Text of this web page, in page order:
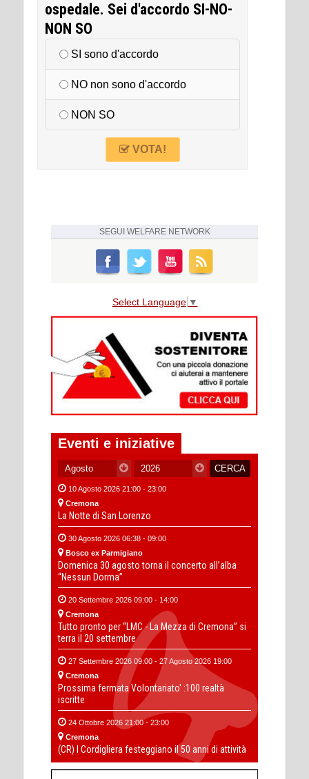
ospedale. Sei d'accordo SI-NO-
NON SO
SI sono d'accordo
NO non sono d'accordo
NON SO
VOTA!
SEGUI WELFARE NETWORK
Select Language ▼
Eventi e iniziative
10 Agosto 2026 21:00 - 23:00
Cremona
La Notte di San Lorenzo
30 Agosto 2026 06:38 - 09:00
Bosco ex Parmigiano
Domenica 30 agosto torna il concerto all’alba
“Nessun Dorma”
20 Settembre 2026 09:00 - 14:00
Cremona
Tutto pronto per “LMC - La Mezza di Cremona” si
terra il 20 settembre
27 Settembre 2026 09:00 - 27 Agosto 2026 19:00
Cremona
Prossima fermata Volontariato' :100 realtà
iscritte
24 Ottobre 2026 21:00 - 23:00
Cremona
(CR) I Cordigliera festeggiano il 50 anni di attività